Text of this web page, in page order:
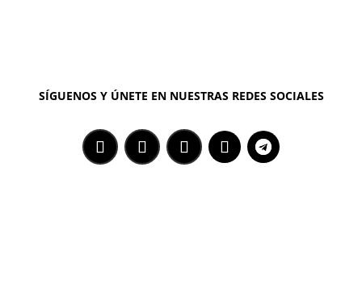
SÍGUENOS Y ÚNETE EN NUESTRAS REDES SOCIALES